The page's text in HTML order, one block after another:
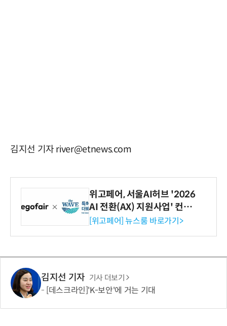
김지선 기자 river@etnews.com
위고페어, 서울AI허브 '2026
AI 전환(AX) 지원사업' 컨소
시엄 선정
[위고페어] 뉴스룸 바로가기>
김지선 기자 기사 더보기
[데스크라인]'K-보안'에 거는 기대